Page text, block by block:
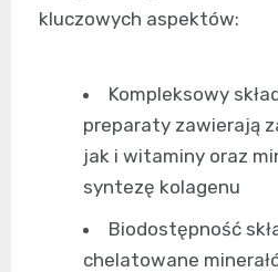
kluczowych aspektów:
Kompleksowy
preparaty zawierają
jak i witaminy oraz
syntezę kolagenu
Biodostępność
chelatowane